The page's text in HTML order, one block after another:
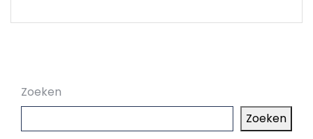
Zoeken
Zoeken